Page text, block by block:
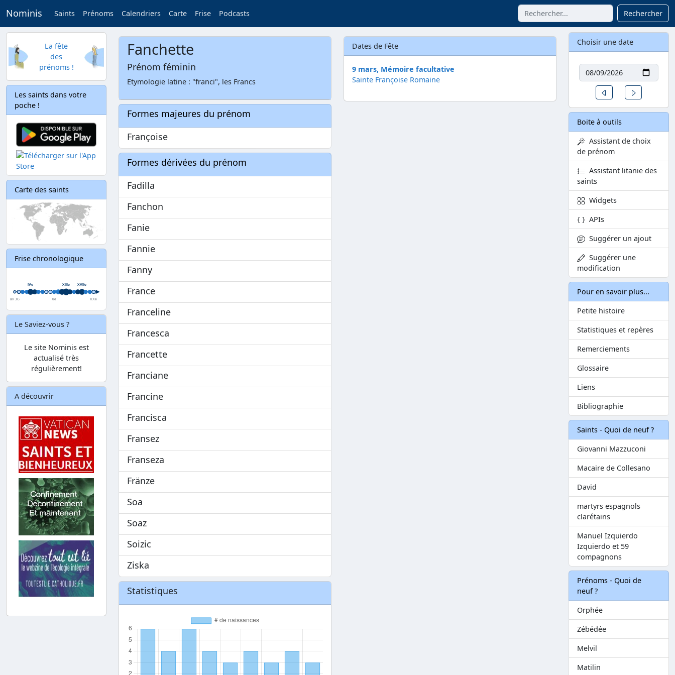
Nominis Saints Prénoms Calendriers Carte Frise Podcasts Rechercher
La fête
des
prénoms !
Les saints dans votre
poche !
Carte des saints
Frise chronologique
Le Saviez-vous ?
Le site Nominis est
actualisé très
régulièrement!
A découvrir
Fanchette
Prénom féminin
Etymologie latine : "franci", les Francs
Formes majeures du prénom
Françoise
Formes dérivées du prénom
Fadilla
Fanchon
Fanie
Fannie
Fanny
France
Franceline
Francesca
Francette
Franciane
Francine
Francisca
Fransez
Franseza
Fränze
Soa
Soaz
Soizic
Ziska
Statistiques
Dates de Fête
9 mars, Mémoire facultative
Sainte Françoise Romaine
Choisir une date
Date
Un jour avant
Boite à outils
Assistant de choix
de prénom
Assistant litanie des
saints
Widgets
APIs
Suggérer un ajout
Suggérer une
modification
Pour en savoir plus...
Petite histoire
Statistiques et repères
Remerciements
Glossaire
Liens
Bibliographie
Saints - Quoi de neuf ?
Giovanni Mazzuconi
Macaire de Collesano
David
martyrs espagnols
clarétains
Manuel Izquierdo
Izquierdo et 59
compagnons
Prénoms - Quoi de
neuf ?
Orphée
Zébédée
Melvil
Matilin